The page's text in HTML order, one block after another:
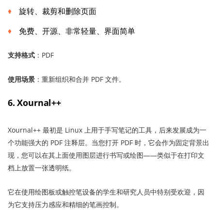
旋转、裁剪和删除页面
免费、开源、非常轻量、界面简单
支持格式 ：PDF
使用场景 ：重新组织和合并 PDF 文件。
6. Xournal++
Xournal++ 最初是 Linux 上用于手写笔记的工具，后来发展成为一
个功能强大的 PDF 注释层。当您打开 PDF 时，它会作为固定背景出
现，您可以在其上面使用图层进行书写或绘图——类似于在打印文
档上放置一张透明纸。
它在使用绘图板或触控笔设备的学生和研究人员中特别受欢迎，因
为它支持压力感应和精细的笔画控制。